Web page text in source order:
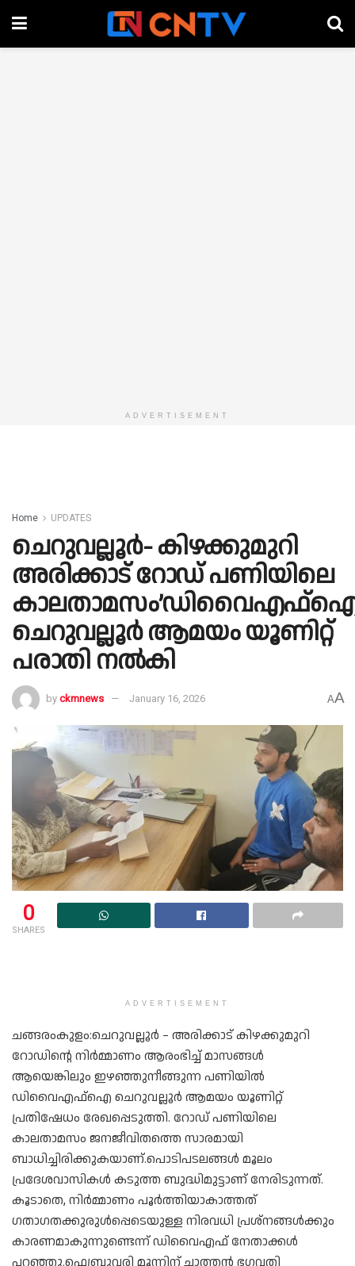
ADVERTISEMENT
Home UPDATES
ചെറുവല്ലൂർ- കിഴക്കുമുറി
അരിക്കാട് റോഡ് പണിയിലെ
ചെറുവല്ലൂർ ആമയം യൂണിറ്റ്
പരാതി നൽകി
by ckmnews January 16, 2026 AA
0
SHARES
ADVERTISEMENT
ചങ്ങരംകുളം:ചെറുവല്ലൂർ – അരിക്കാട് കിഴക്കുമുറി
റോഡിന്റെ നിർമ്മാണം ആരംഭിച്ച് മാസങ്ങൾ
ആയെങ്കിലും ഇഴഞ്ഞുനീങ്ങുന്ന പണിയിൽ
ഡിവൈഎഫ്ഐ ചെറുവല്ലൂർ ആമയം യൂണിറ്റ്
പ്രതിഷേധം രേഖപ്പെടുത്തി. റോഡ് പണിയിലെ
കാലതാമസം ജനജീവിതത്തെ സാരമായി
ബാധിച്ചിരിക്കുകയാണ്.പൊടിപടലങ്ങൾ മൂലം
പ്രദേശവാസികൾ കടുത്ത ബുദ്ധിമുട്ടാണ് നേരിടുന്നത്.
കൂടാതെ, നിർമ്മാണം പൂർത്തിയാകാത്തത്
ഗതാഗതക്കുരുൾപ്പെടെയുള്ള നിരവധി പ്രശ്നങ്ങൾക്കും
കാരണമാകുന്നുണ്ടെന്ന് ഡിവൈഎഫ് നേതാക്കള്‍
പറഞ്ഞു.ഫെബ്രുവരി മൂന്നിന് ചാത്തൻ ഭഗവതി